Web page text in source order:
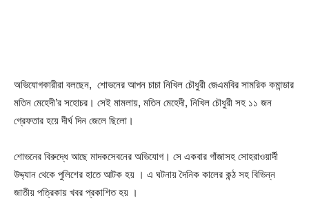
অভিযোগকারীরা বলছেন, শোভনের আপন চাচা নিখিল চৌধুরী জেএমবির সামরিক কমান্ডার
মতিন মেহেদী’র সহোচর। সেই মামলায়, মতিন মেহেদী, নিখিল চৌধুরী সহ ১১ জন
গ্রেফতার হয়ে দীর্ঘ দিন জেলে ছিলো।
শোভনের বিরুদ্ধে আছে মাদকসেবনের অভিযোগ। সে একবার গাঁজাসহ সোহরাওয়ার্দী
উদ্দ্যান থেকে পুলিশের হাতে আটক হয় । এ ঘটনায় দৈনিক কালের কন্ঠ সহ বিভিন্ন
জাতীয় পত্রিকায় খবর প্রকাশিত হয় ।